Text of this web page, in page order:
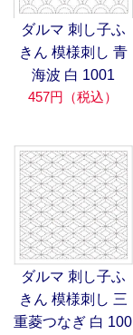
ダルマ 刺し子ふ
きん 模様刺し 青
海波 白 1001
457円（税込）
ダルマ 刺し子ふ
きん 模様刺し 三
重菱つなぎ 白 100